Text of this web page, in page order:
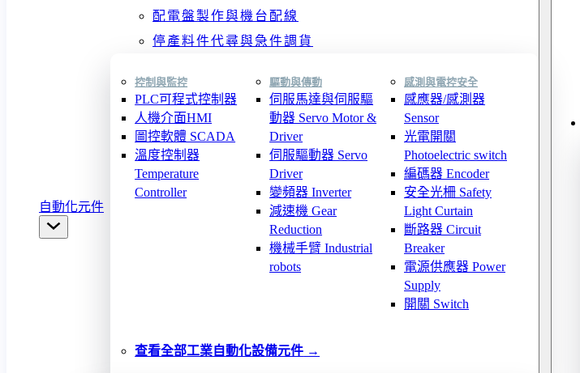
配電盤製作與機台配線
停產料件代尋與急件調貨
自動化元件
控制與監控
PLC可程式控制器
人機介面HMI
圖控軟體 SCADA
溫度控制器
Temperature
Controller
驅動與傳動
伺服馬達與伺服驅
動器 Servo Motor &
Driver
伺服驅動器 Servo
Driver
變頻器 Inverter
減速機 Gear
Reduction
機械手臂 Industrial
robots
感測與電控安全
感應器/感測器
Sensor
光電開關
Photoelectric switch
編碼器 Encoder
安全光柵 Safety
Light Curtain
斷路器 Circuit
Breaker
電源供應器 Power
Supply
開關 Switch
查看全部工業自動化設備元件